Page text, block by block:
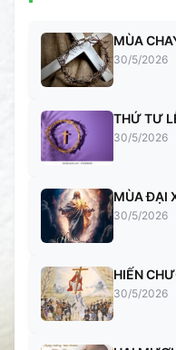
MÙA
30/5/2026
THỨ TƯ
30/5/2026
MÙA ĐẠI
30/5/2026
HIẾN
30/5/2026